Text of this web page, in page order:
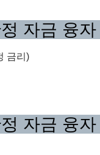
자금 융
금리)
자금 융